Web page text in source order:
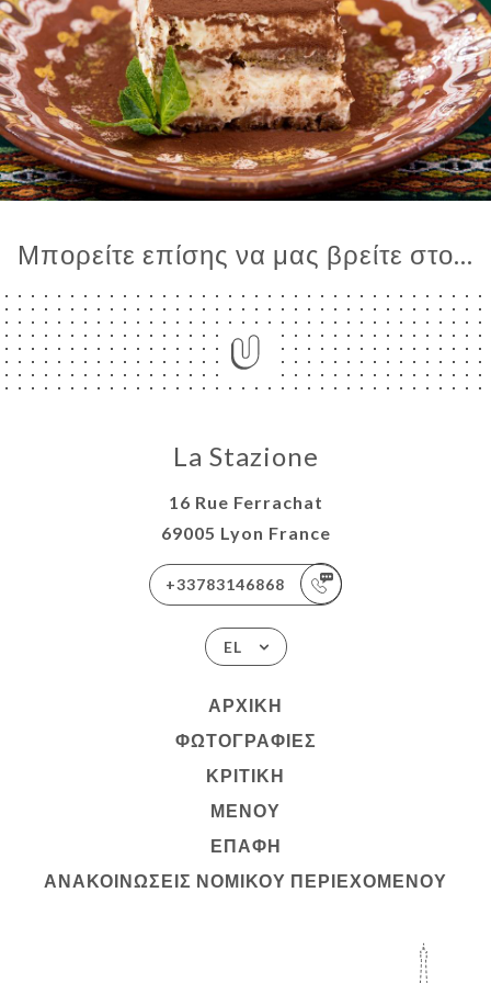
Μπορείτε επίσης να μας βρείτε στο...
La Stazione
16 Rue Ferrachat
69005 Lyon France
+33783146868
EL
ΑΡΧΙΚΉ
ΦΩΤΟΓΡΑΦΊΕΣ
ΚΡΙΤΙΚΉ
ΜΕΝΟΎ
ΕΠΑΦΉ
ΑΝΑΚΟΙΝΏΣΕΙΣ ΝΟΜΙΚΟΎ ΠΕΡΙΕΧΟΜΈΝΟΥ